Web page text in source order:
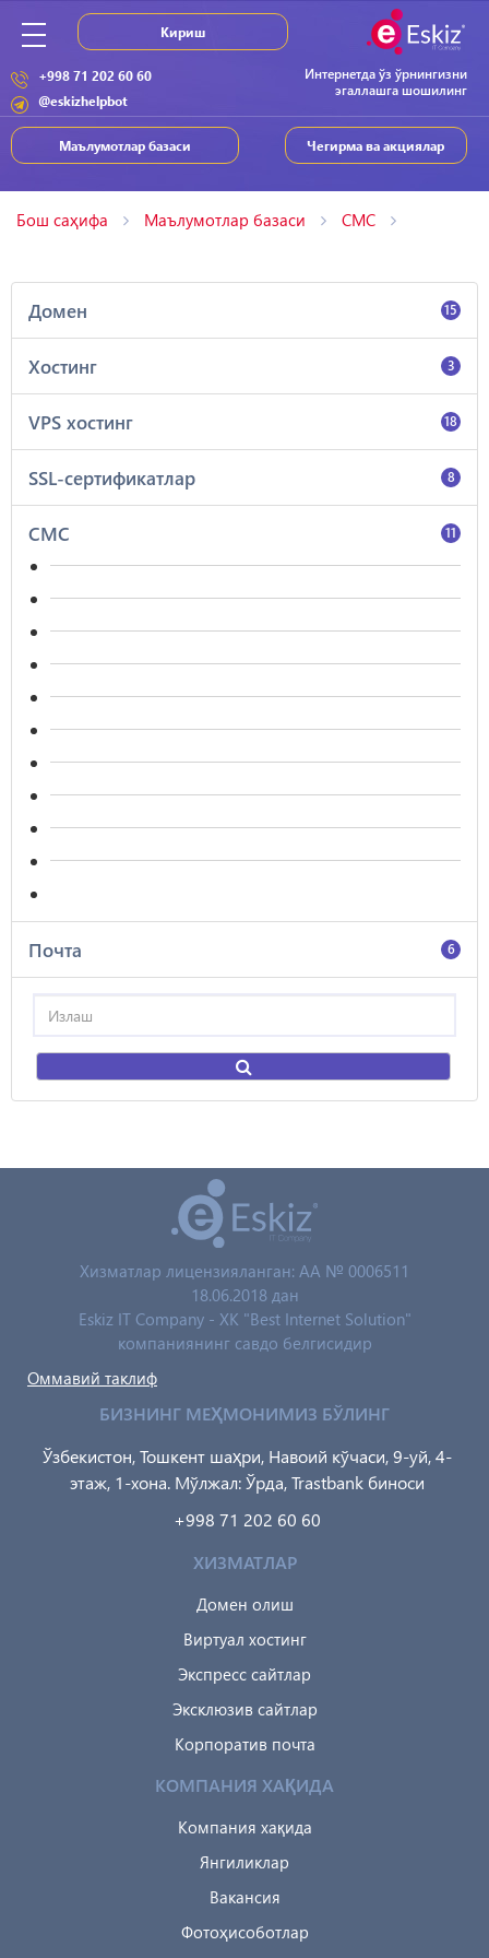
Интернетда ўз ўрнингизни
эгаллашга шошилинг
+998 71 202 60 60
@eskizhelpbot
Чегирма ва акциялар
Маълумотлар базаси
Кириш
Бош саҳифа Маълумотлар базаси СМС
Домен 15
Хостинг 3
VPS хостинг 18
SSL-сертификатлар 8
СМС 11
Почта 6
Хизматлар лицензияланган: AA № 0006511
18.06.2018 дан
Eskiz IT Company - XK "Best Internet Solution"
компаниянинг савдо белгисидир
Оммавий таклиф
БИЗНИНГ МЕҲМОНИМИЗ БЎЛИНГ
Ўзбекистон, Тошкент шаҳри, Навоий кўчаси, 9-уй, 4-
этаж, 1-хона. Мўлжал: Ўрда, Trastbank биноси
+998 71 202 60 60
ХИЗМАТЛАР
Домен олиш
Виртуал хостинг
Экспресс сайтлар
Эксклюзив сайтлар
Корпоратив почта
КОМПАНИЯ ХАҚИДА
Компания хақида
Янгиликлар
Вакансия
Фотоҳисоботлар